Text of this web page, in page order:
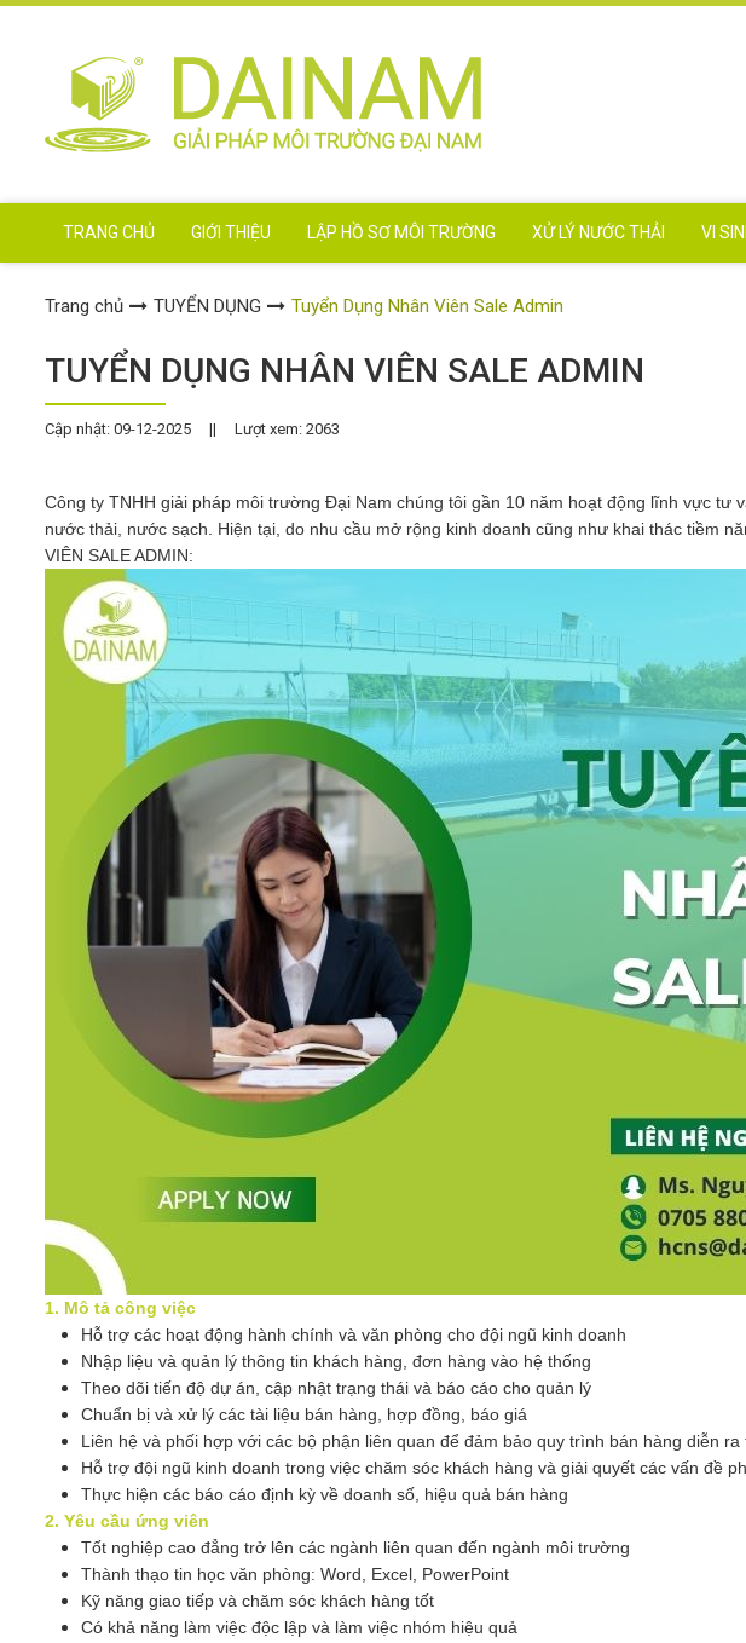
TRANG CHỦ GIỚI THIỆU LẬP HỒ SƠ MÔI TRƯỜNG XỬ LÝ NƯỚC THẢI VI
Trang chủ TUYỂN DỤNG Tuyển Dụng Nhân Viên Sale Admin
TUYỂN DỤNG NHÂN VIÊN SALE ADMIN
Cập nhật: 09-12-2025 || Lượt xem: 2063
Công ty TNHH giải pháp môi trường Đại Nam chúng tôi gần 10 năm hoạt động lĩnh vực tư
nước thải, nước sạch. Hiện tại, do nhu cầu mở rộng kinh doanh cũng như khai thác tiềm
VIÊN SALE ADMIN:
1. Mô tả công việc
Hỗ trợ các hoạt động hành chính và văn phòng cho đội ngũ kinh doanh
Nhập liệu và quản lý thông tin khách hàng, đơn hàng vào hệ thống
Theo dõi tiến độ dự án, cập nhật trạng thái và báo cáo cho quản lý
Chuẩn bị và xử lý các tài liệu bán hàng, hợp đồng, báo giá
Liên hệ và phối hợp với các bộ phận liên quan để đảm bảo quy trình bán hàng diễn ra
Hỗ trợ đội ngũ kinh doanh trong việc chăm sóc khách hàng và giải quyết các vấn đề
Thực hiện các báo cáo định kỳ về doanh số, hiệu quả bán hàng
2. Yêu cầu ứng viên
Tốt nghiệp cao đẳng trở lên các ngành liên quan đến ngành môi trường
Thành thạo tin học văn phòng: Word, Excel, PowerPoint
Kỹ năng giao tiếp và chăm sóc khách hàng tốt
Có khả năng làm việc độc lập và làm việc nhóm hiệu quả